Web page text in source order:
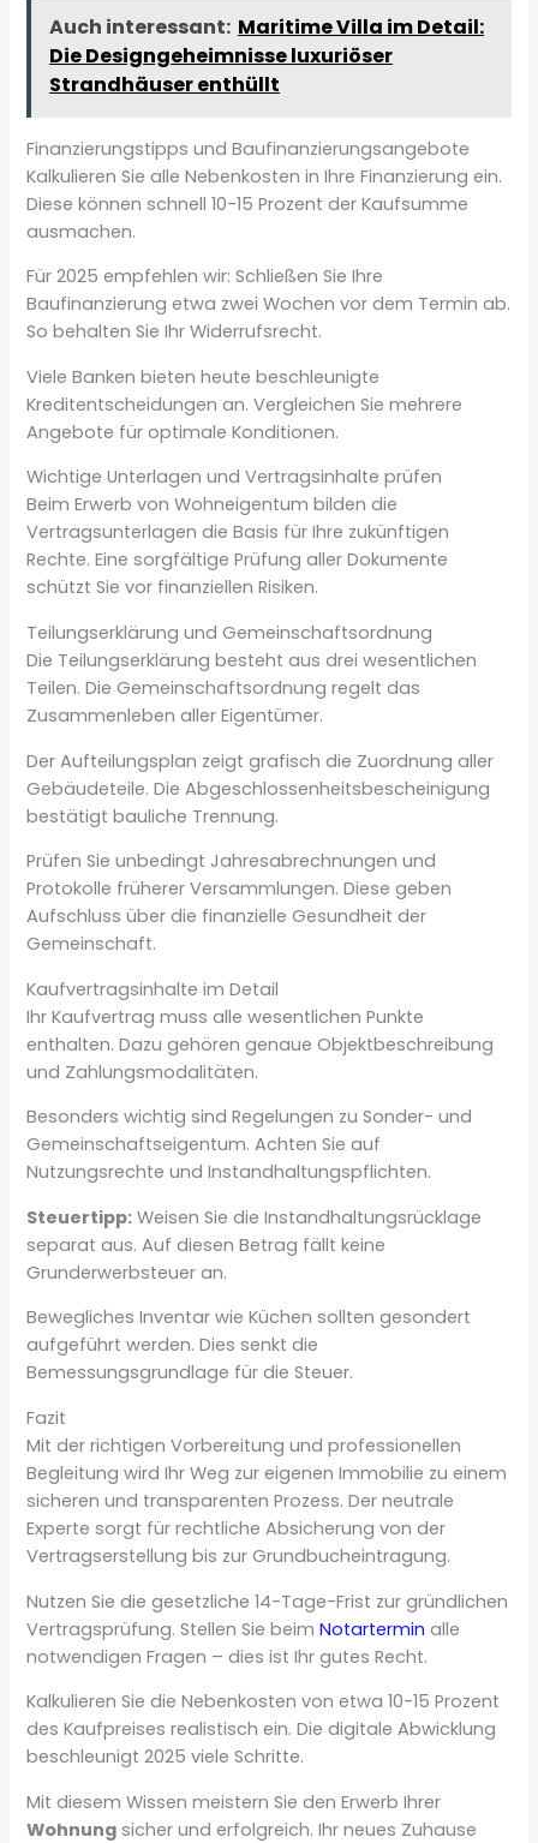
Auch interessant: Maritime Villa im Detail:
Die Designgeheimnisse luxuriöser
Strandhäuser enthüllt
Finanzierungstipps und Baufinanzierungsangebote
Kalkulieren Sie alle Nebenkosten in Ihre Finanzierung ein.
Diese können schnell 10-15 Prozent der Kaufsumme
ausmachen.
Für 2025 empfehlen wir: Schließen Sie Ihre
Baufinanzierung etwa zwei Wochen vor dem Termin ab.
So behalten Sie Ihr Widerrufsrecht.
Viele Banken bieten heute beschleunigte
Kreditentscheidungen an. Vergleichen Sie mehrere
Angebote für optimale Konditionen.
Wichtige Unterlagen und Vertragsinhalte prüfen
Beim Erwerb von Wohneigentum bilden die
Vertragsunterlagen die Basis für Ihre zukünftigen
Rechte. Eine sorgfältige Prüfung aller Dokumente
schützt Sie vor finanziellen Risiken.
Teilungserklärung und Gemeinschaftsordnung
Die Teilungserklärung besteht aus drei wesentlichen
Teilen. Die Gemeinschaftsordnung regelt das
Zusammenleben aller Eigentümer.
Der Aufteilungsplan zeigt grafisch die Zuordnung aller
Gebäudeteile. Die Abgeschlossenheitsbescheinigung
bestätigt bauliche Trennung.
Prüfen Sie unbedingt Jahresabrechnungen und
Protokolle früherer Versammlungen. Diese geben
Aufschluss über die finanzielle Gesundheit der
Gemeinschaft.
Kaufvertragsinhalte im Detail
Ihr Kaufvertrag muss alle wesentlichen Punkte
enthalten. Dazu gehören genaue Objektbeschreibung
und Zahlungsmodalitäten.
Besonders wichtig sind Regelungen zu Sonder- und
Gemeinschaftseigentum. Achten Sie auf
Nutzungsrechte und Instandhaltungspflichten.
Steuertipp: Weisen Sie die Instandhaltungsrücklage
separat aus. Auf diesen Betrag fällt keine
Grunderwerbsteuer an.
Bewegliches Inventar wie Küchen sollten gesondert
aufgeführt werden. Dies senkt die
Bemessungsgrundlage für die Steuer.
Fazit
Mit der richtigen Vorbereitung und professionellen
Begleitung wird Ihr Weg zur eigenen Immobilie zu einem
sicheren und transparenten Prozess. Der neutrale
Experte sorgt für rechtliche Absicherung von der
Vertragserstellung bis zur Grundbucheintragung.
Nutzen Sie die gesetzliche 14-Tage-Frist zur gründlichen
Vertragsprüfung. Stellen Sie beimNotartermin alle
notwendigen Fragen – dies ist Ihr gutes Recht.
Kalkulieren Sie die Nebenkosten von etwa 10-15 Prozent
des Kaufpreises realistisch ein. Die digitale Abwicklung
beschleunigt 2025 viele Schritte.
Mit diesem Wissen meistern Sie den Erwerb Ihrer
Wohnung sicher und erfolgreich. Ihr neues Zuhause